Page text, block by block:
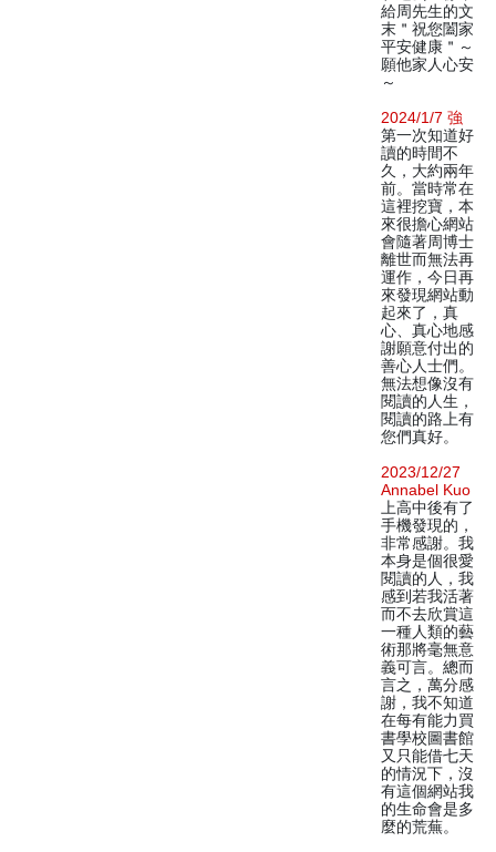
給周先生的文
末＂祝您闔家
平安健康＂～
願他家人心安
～
2024/1/7 強
第一次知道好
讀的時間不
久，大約兩年
前。當時常在
這裡挖寶，本
來很擔心網站
會隨著周博士
離世而無法再
運作，今日再
來發現網站動
起來了，真
心、真心地感
謝願意付出的
善心人士們。
無法想像沒有
閱讀的人生，
閱讀的路上有
您們真好。
2023/12/27
Annabel Kuo
上高中後有了
手機發現的，
非常感謝。我
本身是個很愛
閱讀的人，我
感到若我活著
而不去欣賞這
一種人類的藝
術那將毫無意
義可言。總而
言之，萬分感
謝，我不知道
在每有能力買
書學校圖書館
又只能借七天
的情況下，沒
有這個網站我
的生命會是多
麼的荒蕪。